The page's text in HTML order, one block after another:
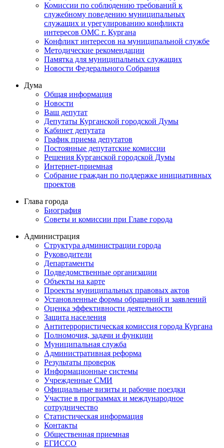
Комиссии по соблюдению требований к
служебному поведению муниципальных
служащих и урегулированию конфликта
интересов ОМС г. Кургана
Конфликт интересов на муниципальной службе
Методические рекомендации
Памятка для муниципальных служащих
Новости Федерального Cобрания
Дума
Общая информация
Новости
Ваш депутат
Депутаты Курганской городской Думы
Кабинет депутата
График приема депутатов
Постоянные депутатские комиссии
Решения Курганской городской Думы
Интернет-приемная
Собрание граждан по поддержке инициативных
проектов
Глава города
Биография
Советы и комиссии при Главе города
Администрация
Структура администрации города
Руководители
Департаменты
Подведомственные организации
Объекты на карте
Проекты муниципальных правовых актов
Установленные формы обращений и заявлений
Оценка эффективности деятельности
Защита населения
Антитеррористическая комиссия города Кургана
Полномочия, задачи и функции
Муниципальная служба
Административная реформа
Результаты проверок
Информационные системы
Учрежденные СМИ
Официальные визиты и рабочие поездки
Участие в программах и международное
сотрудничество
Статистическая информация
Контакты
Общественная приемная
ЕГИССО